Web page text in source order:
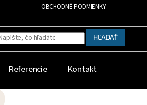
OBCHODNÉ PODMIENKY
HĽADAŤ
Referencie Kontakt